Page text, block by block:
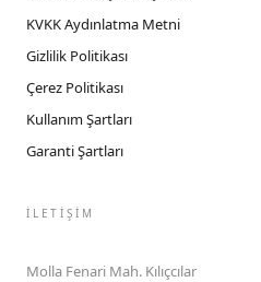
KVKK Aydınlatma Metni
Gizlilik Politikası
Çerez Politikası
Kullanım Şartları
Garanti Şartları
İLETIŞIM
Molla Fenari Mah. Kılıçcılar